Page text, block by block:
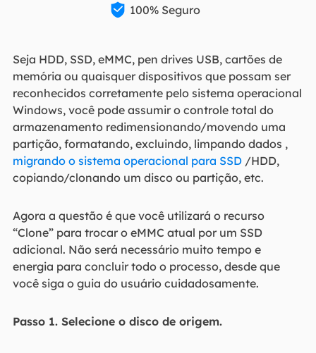
 100% Seguro
Seja HDD, SSD, eMMC, pen drives USB, cartões de
memória ou quaisquer dispositivos que possam ser
reconhecidos corretamente pelo sistema operacional
Windows, você pode assumir o controle total do
armazenamento redimensionando/movendo uma
partição, formatando, excluindo, limpando dados ,
migrando o sistema operacional para SSD/HDD,
copiando/clonando um disco ou partição, etc.
Agora a questão é que você utilizará o recurso
“Clone” para trocar o eMMC atual por um SSD
adicional. Não será necessário muito tempo e
energia para concluir todo o processo, desde que
você siga o guia do usuário cuidadosamente.
Passo 1. Selecione o disco de origem.